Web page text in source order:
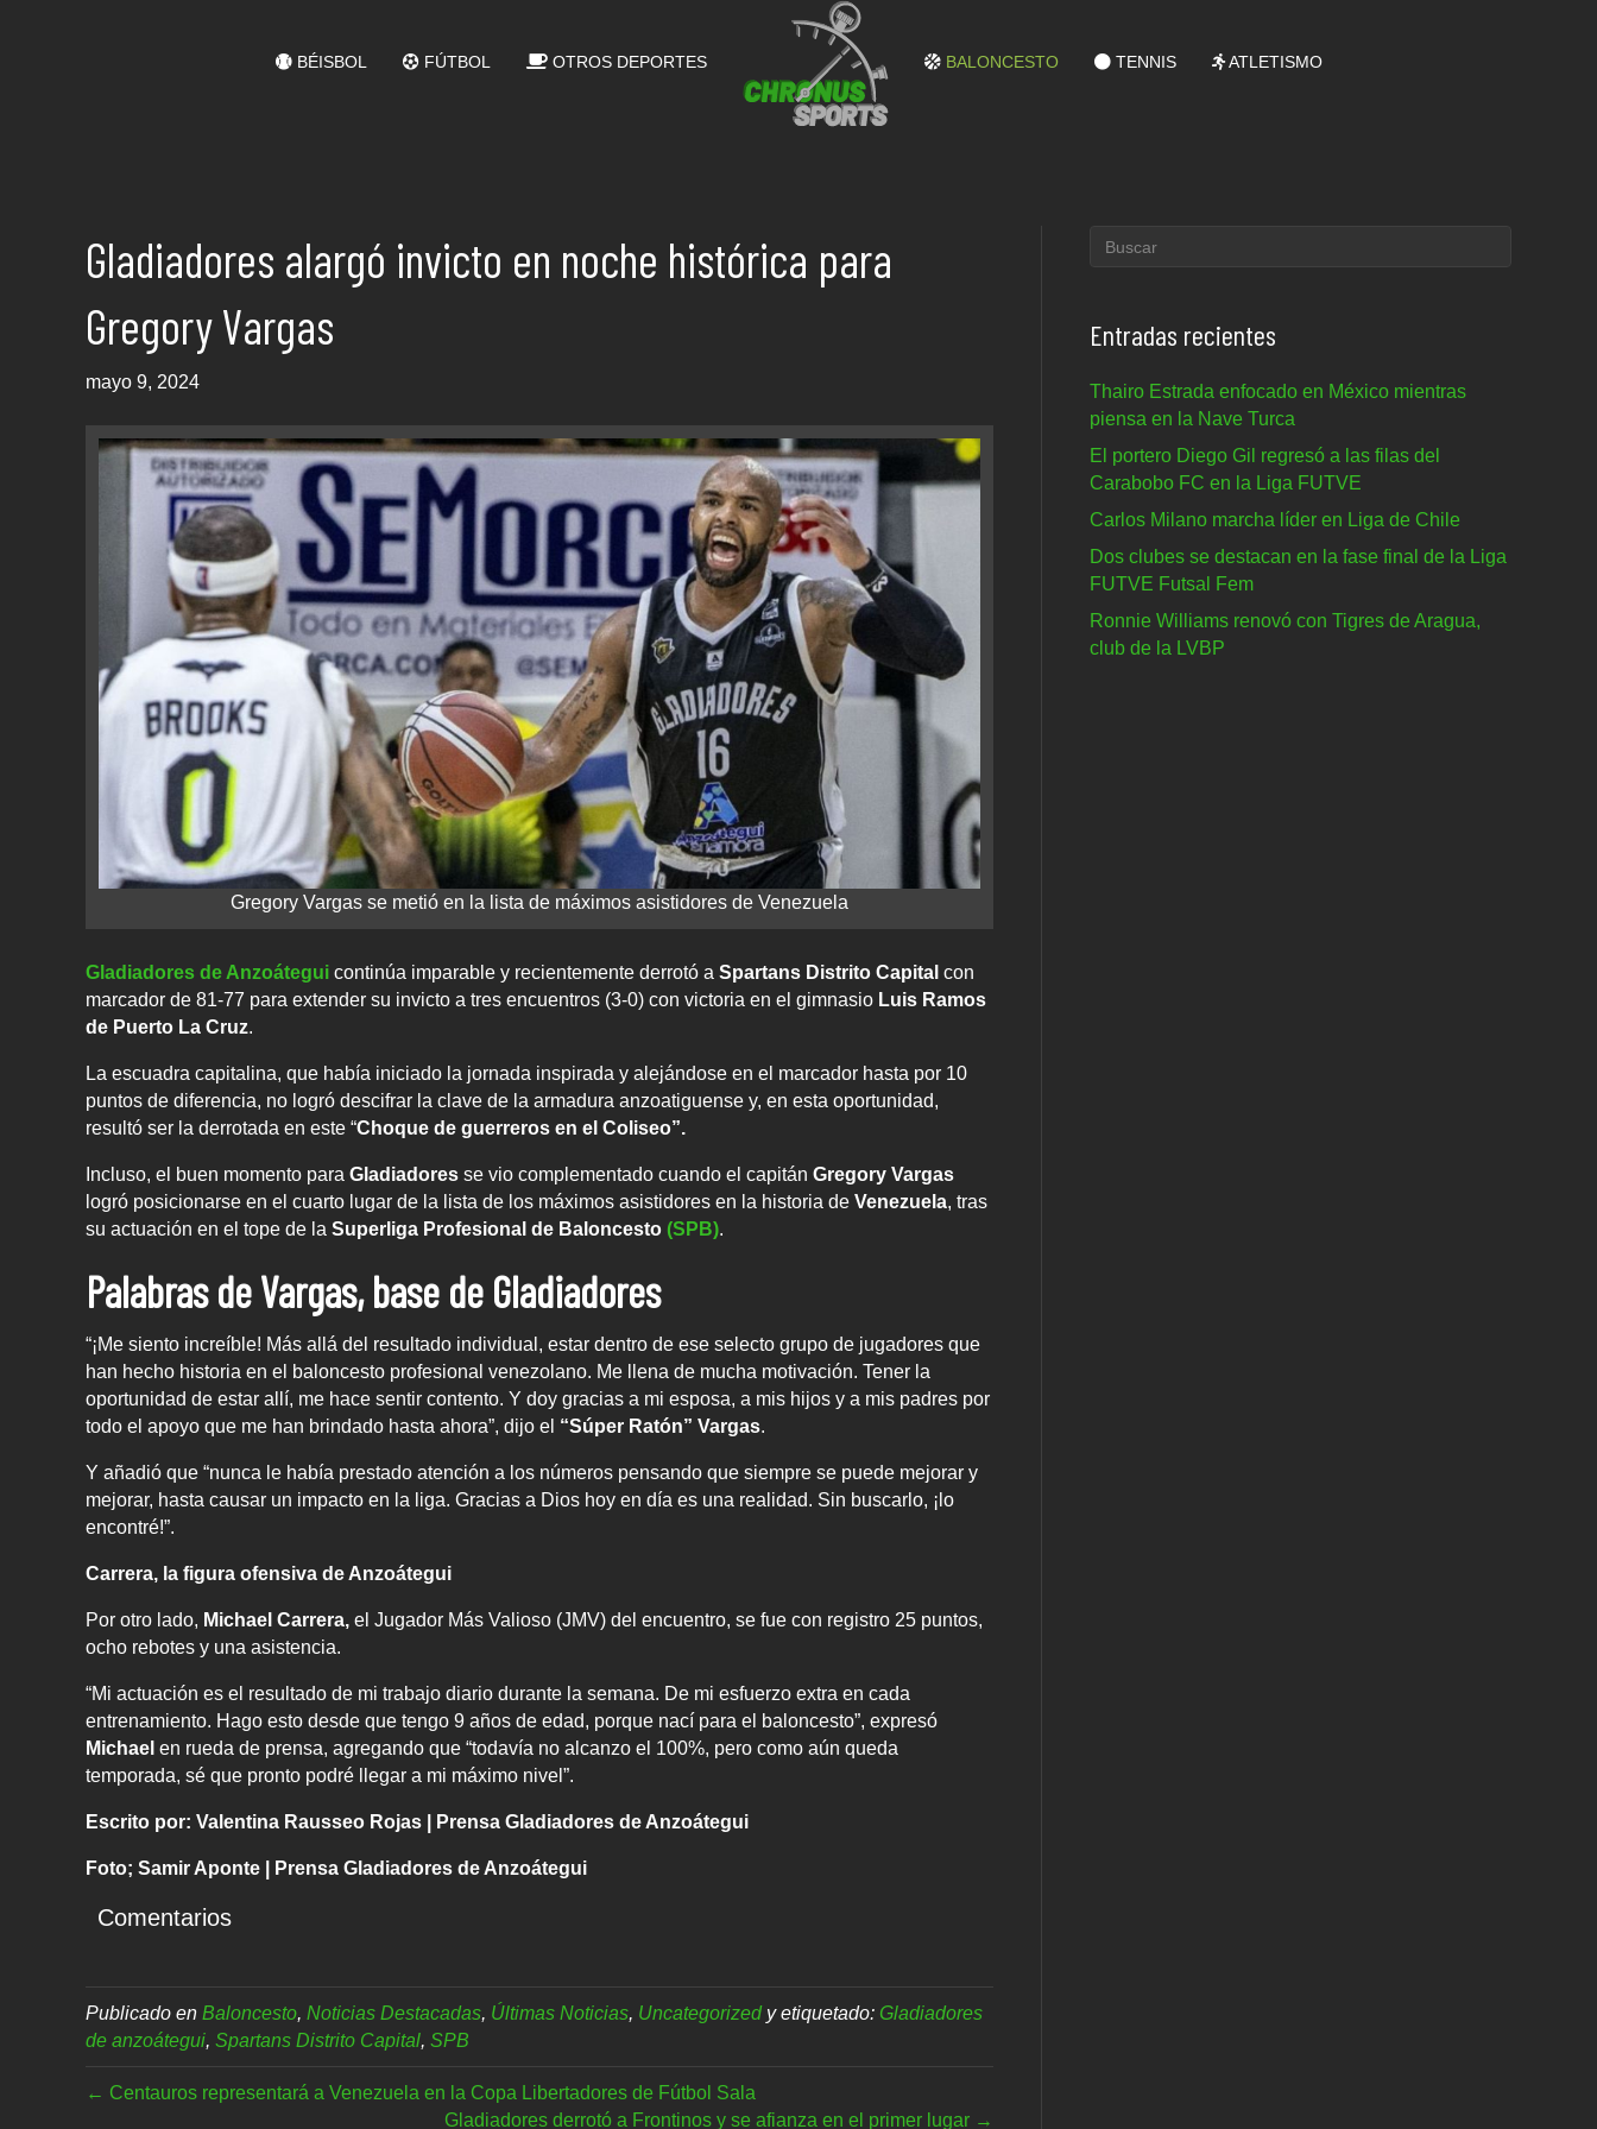
BÉISBOL FÚTBOL OTROS DEPORTES BALONCESTO TENNIS ATLETISMO
Gladiadores alargó invicto en noche histórica para
Gregory Vargas
mayo 9, 2024
Gregory Vargas se metió en la lista de máximos asistidores de Venezuela
Gladiadores de Anzoátegui continúa imparable y recientemente derrotó a Spartans Distrito Capital con
marcador de 81-77 para extender su invicto a tres encuentros (3-0) con victoria en el gimnasio Luis Ramos
de Puerto La Cruz.
La escuadra capitalina, que había iniciado la jornada inspirada y alejándose en el marcador hasta por 10
puntos de diferencia, no logró descifrar la clave de la armadura anzoatiguense y, en esta oportunidad,
resultó ser la derrotada en este “Choque de guerreros en el Coliseo”.
Incluso, el buen momento para Gladiadores se vio complementado cuando el capitán Gregory Vargas
logró posicionarse en el cuarto lugar de la lista de los máximos asistidores en la historia de Venezuela, tras
su actuación en el tope de la Superliga Profesional de Baloncesto (SPB).
Palabras de Vargas, base de Gladiadores
“¡Me siento increíble! Más allá del resultado individual, estar dentro de ese selecto grupo de jugadores que
han hecho historia en el baloncesto profesional venezolano. Me llena de mucha motivación. Tener la
oportunidad de estar allí, me hace sentir contento. Y doy gracias a mi esposa, a mis hijos y a mis padres por
todo el apoyo que me han brindado hasta ahora”, dijo el “Súper Ratón” Vargas.
Y añadió que “nunca le había prestado atención a los números pensando que siempre se puede mejorar y
mejorar, hasta causar un impacto en la liga. Gracias a Dios hoy en día es una realidad. Sin buscarlo, ¡lo
encontré!”.
Carrera, la figura ofensiva de Anzoátegui
Por otro lado, Michael Carrera, el Jugador Más Valioso (JMV) del encuentro, se fue con registro 25 puntos,
ocho rebotes y una asistencia.
“Mi actuación es el resultado de mi trabajo diario durante la semana. De mi esfuerzo extra en cada
entrenamiento. Hago esto desde que tengo 9 años de edad, porque nací para el baloncesto”, expresó
Michael en rueda de prensa, agregando que “todavía no alcanzo el 100%, pero como aún queda
temporada, sé que pronto podré llegar a mi máximo nivel”.
Escrito por: Valentina Rausseo Rojas | Prensa Gladiadores de Anzoátegui
Foto; Samir Aponte | Prensa Gladiadores de Anzoátegui
Comentarios
Publicado en Baloncesto, Noticias Destacadas, Últimas Noticias, Uncategorizedy etiquetado: Gladiadores
de anzoátegui, Spartans Distrito Capital, SPB
← Centauros representará a Venezuela en la Copa Libertadores de Fútbol Sala
Gladiadores derrotó a Frontinos y se afianza en el primer lugar →
Entradas recientes
Thairo Estrada enfocado en México mientras
piensa en la Nave Turca
El portero Diego Gil regresó a las filas del
Carabobo FC en la Liga FUTVE
Carlos Milano marcha líder en Liga de Chile
Dos clubes se destacan en la fase final de la Liga
FUTVE Futsal Fem
Ronnie Williams renovó con Tigres de Aragua,
club de la LVBP